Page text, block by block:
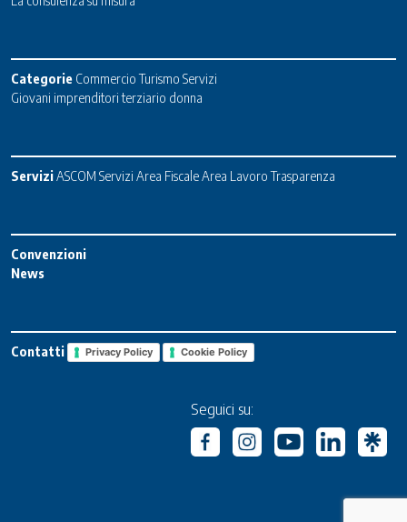
Categorie Commercio Turismo Servizi
Giovani imprenditori terziario donna
ServiziASCOM Servizi Area FiscaleArea Lavoro Trasparenza
Convenzioni
News
Contatti Privacy Policy Cookie Policy
Seguici su: